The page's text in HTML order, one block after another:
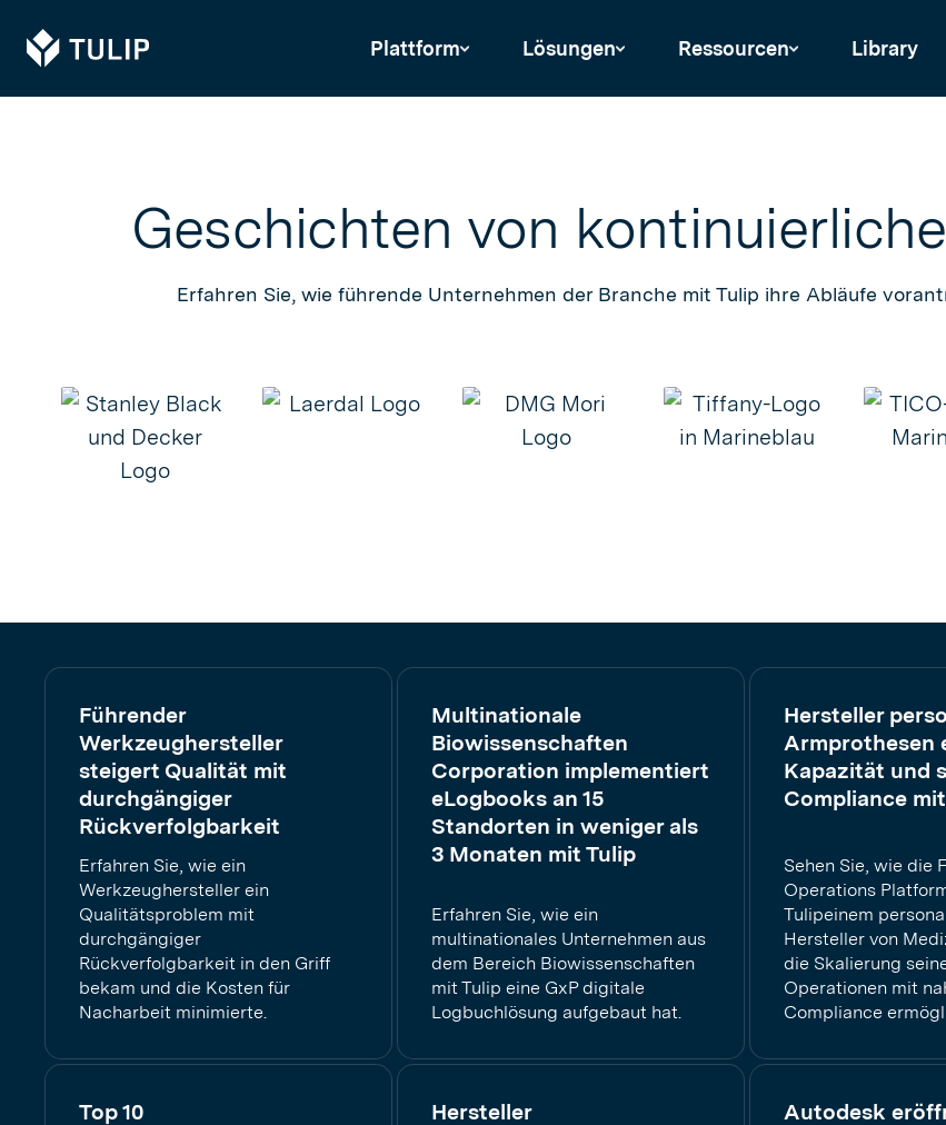
Tulip Plattform Lösungen Ressourcen Library
Geschichten von
Erfahren Sie, wie führende Unternehmen der Branche mit Tulip ihre Abläufe
Führender
Werkzeughersteller
steigert Qualität mit
durchgängiger
Rückverfolgbarkeit
Erfahren Sie, wie ein
Werkzeughersteller ein
Qualitätsproblem mit
durchgängiger
Rückverfolgbarkeit in den Griff
bekam und die Kosten für
Nacharbeit minimierte.
Multinationale
Biowissenschaften
Corporation implementiert
eLogbooks an 15
Standorten in weniger als
3 Monaten mit Tulip
Erfahren Sie, wie ein
multinationales Unternehmen aus
dem Bereich Biowissenschaften
mit Tulip eine GxP digitale
Logbuchlösung aufgebaut hat.
Hersteller
Armprothesen
Kapazität und
Compliance
Sehen Sie, wie die
Operations
Tulipeinem
Hersteller von
die Skalierung
Operationen mit
Compliance
Top 10
Hersteller
Autodesk